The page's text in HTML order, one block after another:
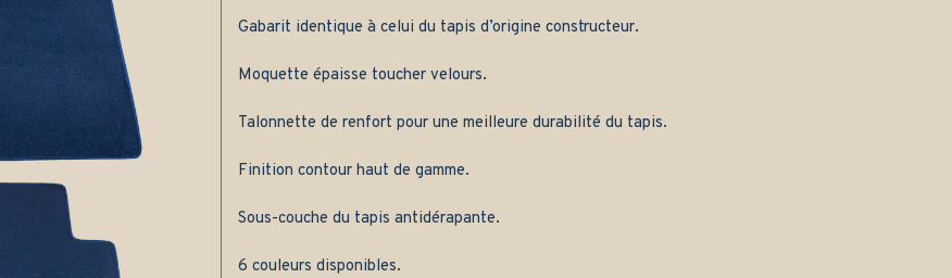
Gabarit identique à celui du tapis d’origine constructeur.
Moquette épaisse toucher velours.
Talonnette de renfort pour une meilleure durabilité du tapis.
Finition contour haut de gamme.
Sous-couche du tapis antidérapante.
6 couleurs disponibles.